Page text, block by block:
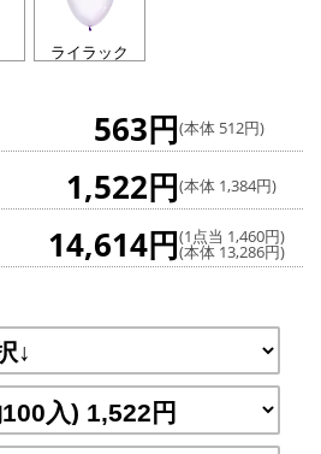
ライラック
563円(本体 512円)
1,522円(本体 1,384円)
14,614円(1点当 1,460円)
(本体 13,286円)